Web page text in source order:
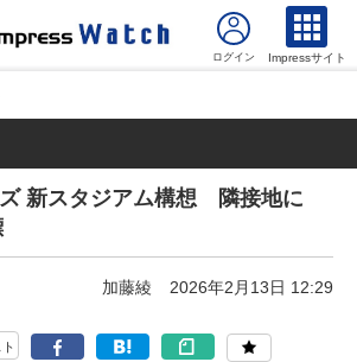
Impressサイト
新スタジアム構想 隣接地に
加藤綾 2026年2月13日 12:29